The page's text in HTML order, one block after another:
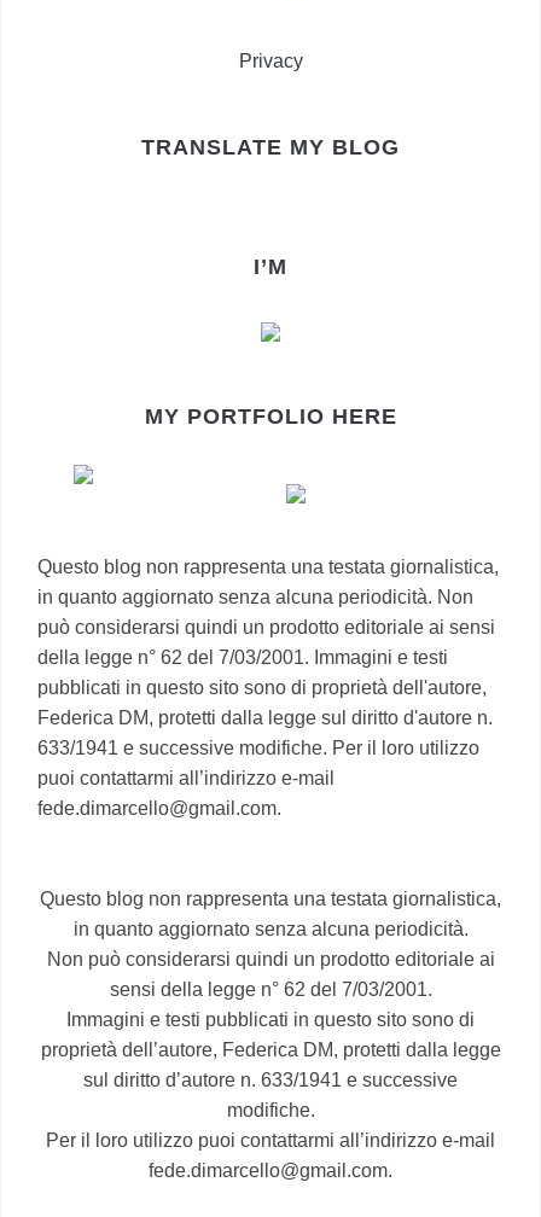
Privacy
TRANSLATE MY BLOG
I’M
MY PORTFOLIO HERE
Questo blog non rappresenta una testata giornalistica,
in quanto aggiornato senza alcuna periodicità. Non
può considerarsi quindi un prodotto editoriale ai sensi
della legge n° 62 del 7/03/2001. Immagini e testi
pubblicati in questo sito sono di proprietà dell'autore,
Federica DM, protetti dalla legge sul diritto d'autore n.
633/1941 e successive modifiche. Per il loro utilizzo
puoi contattarmi all’indirizzo e-mail
fede.dimarcello@gmail.com.
Questo blog non rappresenta una testata giornalistica,
in quanto aggiornato senza alcuna periodicità.
Non può considerarsi quindi un prodotto editoriale ai
sensi della legge n° 62 del 7/03/2001.
Immagini e testi pubblicati in questo sito sono di
proprietà dell’autore, Federica DM, protetti dalla legge
sul diritto d’autore n. 633/1941 e successive
modifiche.
Per il loro utilizzo puoi contattarmi all’indirizzo e-mail
fede.dimarcello@gmail.com.